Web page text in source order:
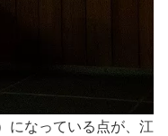
になっている点が、江